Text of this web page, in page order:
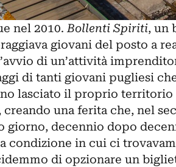
nel 2010.Bollenti Spiriti, un
giovani del posto a
di un’attività
di tanti giovani pugliesi
lasciato il proprio
creando una ferita che, nel
giorno, decennio dopo
condizione in cui ci
di opzionare un